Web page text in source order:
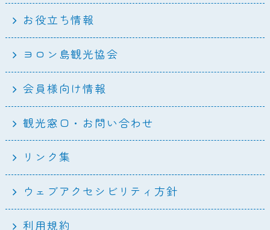
お役立ち情報
ヨロン島観光協会
会員様向け情報
観光窓口・お問い合わせ
リンク集
ウェブアクセシビリティ方針
利用規約